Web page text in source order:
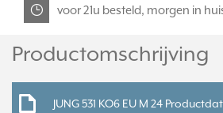
voor 21u besteld, morgen in
Productomschrijving
JUNG 531 KO6 EU M 24